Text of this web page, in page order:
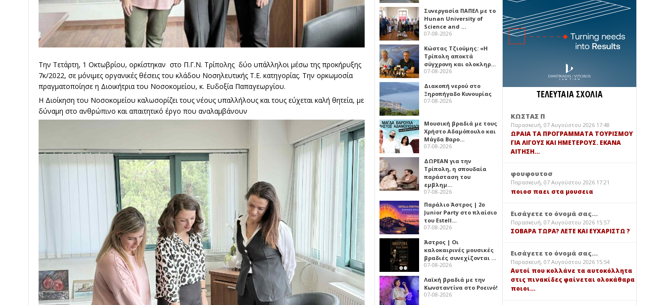
Την Τετάρτη, 1 Οκτωβρίου, ορκίστηκαν στο Π.Γ.Ν. Τρίπολης δύο υπάλληλοι μέσω της προκήρυξης
7κ/2022, σε μόνιμες οργανικές θέσεις του κλάδου Νοσηλευτικής Τ.Ε. κατηγορίας. Την ορκωμοσία
πραγματοποίησε η Διοικήτρια του Νοσοκομείου, κ. Ευδοξία Παπαγεωργίου.
Η Διοίκηση του Νοσοκομείου καλωσορίζει τους νέους υπαλλήλους και τους εύχεται καλή θητεία, με
δύναμη στο ανθρώπινο και απαιτητικό έργο που αναλαμβάνουν
Συνεργασία ΠΑΠΕΛ με το
Hunan University of
Science and …
07-08-2026
Κώστας Τζιούμης: «Η
Τρίπολη αποκτά
σύγχρονη και ολοκληρ…
07-08-2026
Διακοπή νερού στο
Ξηροπήγαδο Κυνουρίας
07-08-2026
Μουσική βραδιά με τους
Χρήστο Αδαμόπουλο και
Μάγδα Βαρο…
07-08-2026
ΔΩΡΕΑΝ για την
Τρίπολη, η σπουδαία
παράσταση του
εμβλημ…
07-08-2026
Παράλιο Άστρος | 2ο
Junior Party στο πλαίσιο
του Estell…
07-08-2026
Άστρος | Οι
καλοκαιρινές μουσικές
βραδιές συνεχίζονται …
07-08-2026
Λαϊκή βραδιά με την
Κωνσταντίνα στο Ροεινό!
07-08-2026
ΤΕΛΕΥΤΑΙΑ ΣΧΟΛΙΑ
ΚΩΣΤΑΣ Π
Παρασκευή, 07 Αυγούστου 2026 17:48
ΩΡΑΙΑ ΤΑ ΠΡΟΓΡΑΜΜΑΤΑ ΤΟΥΡΙΣΜΟΥ
ΓΙΑ ΛΙΓΟΥΣ ΚΑΙ ΗΜΕΤΕΡΟΥΣ. ΕΚΑΝΑ
ΑΙΤΗΣΗ…
φουφουτοσ
Παρασκευή, 07 Αυγούστου 2026 17:21
ποιοσ παει στα μουσεια
Εισάγετε το όνομά σας...
Παρασκευή, 07 Αυγούστου 2026 15:57
ΣΟΒΑΡΑ ΤΩΡΑ? ΛΕΤΕ ΚΑΙ ΕΥΧΑΡΙΣΤΩ ?
Εισάγετε το όνομά σας...
Παρασκευή, 07 Αυγούστου 2026 15:54
Αυτοί που κολλάνε τα αυτοκόλλητα
στις πινακίδες φαίνεται ολοκάθαρα
ποιοι…